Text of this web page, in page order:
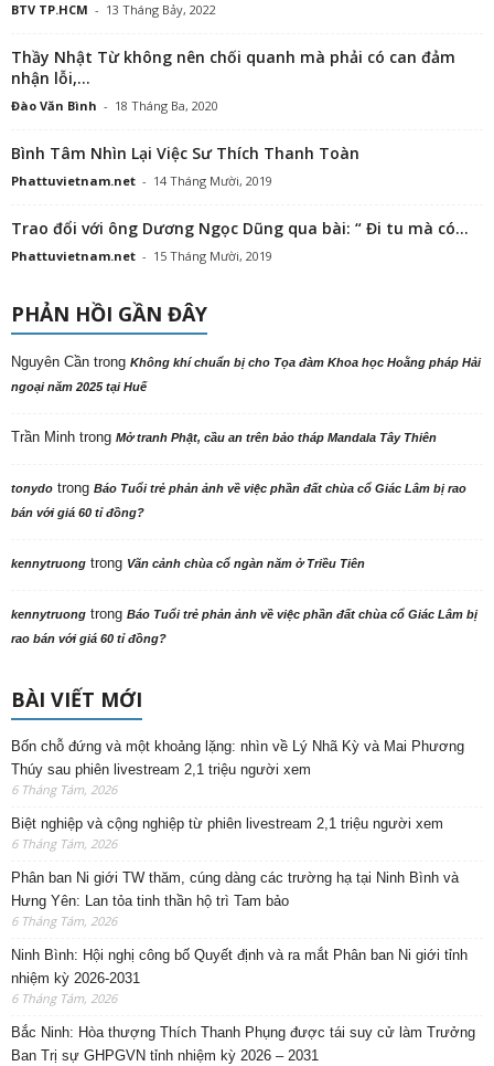
BTV TP.HCM - 13 Tháng Bảy, 2022
Thầy Nhật Từ không nên chối quanh mà phải có can đảm
nhận lỗi,...
Đào Văn Bình - 18 Tháng Ba, 2020
Bình Tâm Nhìn Lại Việc Sư Thích Thanh Toàn
Phattuvietnam.net - 14 Tháng Mười, 2019
Trao đổi với ông Dương Ngọc Dũng qua bài: “ Đi tu mà có...
Phattuvietnam.net - 15 Tháng Mười, 2019
PHẢN HỒI GẦN ĐÂY
Nguyên Cần trong Không khí chuẩn bị cho Tọa đàm Khoa học Hoằng pháp Hải
ngoại năm 2025 tại Huế
Trần Minh trong Mở tranh Phật, cầu an trên bảo tháp Mandala Tây Thiên
tonydo trong Báo Tuổi trẻ phản ảnh về việc phần đất chùa cổ Giác Lâm bị rao
bán với giá 60 tỉ đồng?
kennytruong trong Vãn cảnh chùa cổ ngàn năm ở Triều Tiên
kennytruong trong Báo Tuổi trẻ phản ảnh về việc phần đất chùa cổ Giác Lâm bị
rao bán với giá 60 tỉ đồng?
BÀI VIẾT MỚI
Bốn chỗ đứng và một khoảng lặng: nhìn về Lý Nhã Kỳ và Mai Phương
Thúy sau phiên livestream 2,1 triệu người xem
6 Tháng Tám, 2026
Biệt nghiệp và cộng nghiệp từ phiên livestream 2,1 triệu người xem
6 Tháng Tám, 2026
Phân ban Ni giới TW thăm, cúng dàng các trường hạ tại Ninh Bình và
Hưng Yên: Lan tỏa tinh thần hộ trì Tam bảo
6 Tháng Tám, 2026
Ninh Bình: Hội nghị công bố Quyết định và ra mắt Phân ban Ni giới tỉnh
nhiệm kỳ 2026-2031
6 Tháng Tám, 2026
Bắc Ninh: Hòa thượng Thích Thanh Phụng được tái suy cử làm Trưởng
Ban Trị sự GHPGVN tỉnh nhiệm kỳ 2026 – 2031